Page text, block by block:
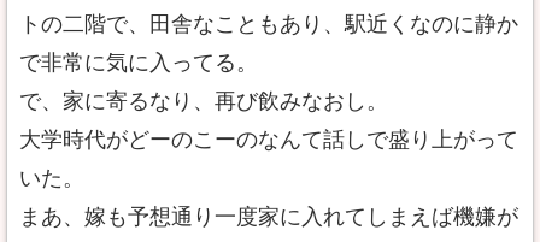
トの二階で、田舎なこともあり、駅近くなのに静か
で非常に気に入ってる。
で、家に寄るなり、再び飲みなおし。
大学時代がどーのこーのなんて話しで盛り上がって
いた。
まあ、嫁も予想通り一度家に入れてしまえば機嫌が